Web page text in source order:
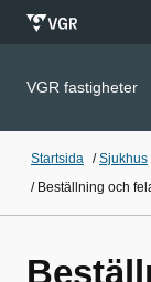
VGR fastigheter
Startsida /Sjukhus
/ Beställning och